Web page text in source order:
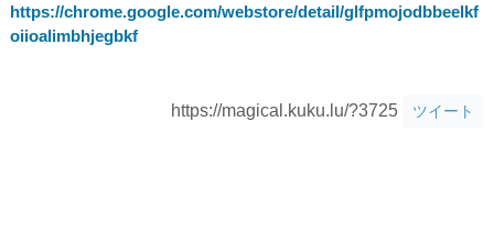
https://chrome.google.com/webstore/detail/glfpmojodbbeelkf
oiioalimbhjegbkf
https://magical.kuku.lu/?3725 ツイート